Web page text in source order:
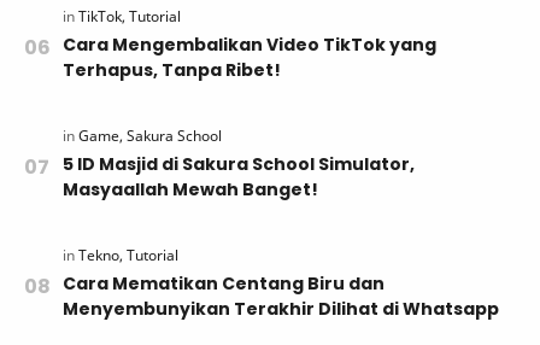
Cara Mengembalikan Video TikTok yang
Terhapus, Tanpa Ribet!
5 ID Masjid di Sakura School Simulator,
Masyaallah Mewah Banget!
Cara Mematikan Centang Biru dan
Menyembunyikan Terakhir Dilihat di Whatsapp